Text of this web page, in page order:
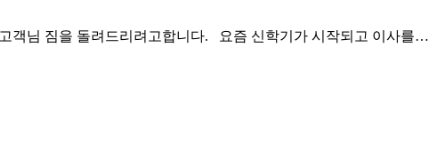
객님 짐을 돌려드리려고합니다. 요즘 신학기가 시작되고 이사를…